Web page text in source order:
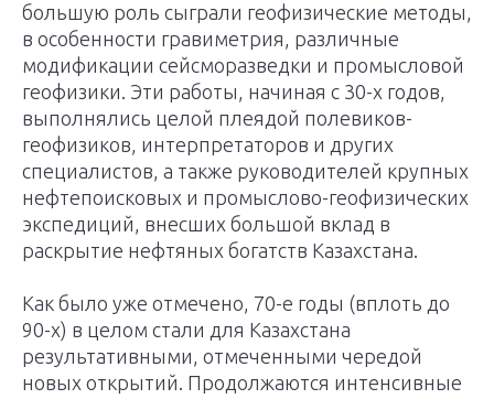
большую роль сыграли геофизические методы,
в особенности гравиметрия, различные
модификации сейсморазведки и промысловой
геофизики. Эти работы, начиная с 30-х годов,
выполнялись целой плеядой полевиков-
геофизиков, интерпретаторов и других
специалистов, а также руководителей крупных
нефтепоисковых и промыслово-геофизических
экспедиций, внесших большой вклад в
раскрытие нефтяных богатств Казахстана.
Как было уже отмечено, 70-е годы (вплоть до
90-х) в целом стали для Казахстана
результативными, отмеченными чередой
новых открытий. Продолжаются интенсивные